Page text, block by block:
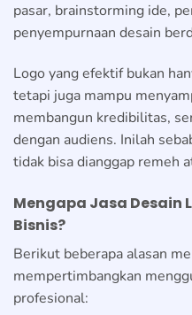
pasar, brainstorming ide,
penyempurnaan desain
Logo yang efektif bukan
tetapi juga mampu
membangun kredibilitas,
dengan audiens. Inilah
tidak bisa dianggap remeh
Mengapa Jasa Desain
Bisnis?
Berikut beberapa alasan
mempertimbangkan
profesional: